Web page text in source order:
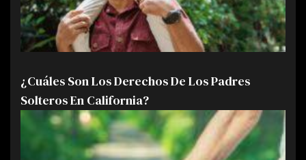
¿Cuáles Son Los Derechos De Los Padres
Solteros En California?